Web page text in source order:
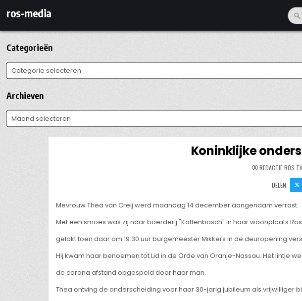
naar
inhoud
ros-media
naar:
Categorieën
Categorieën
Archieven
Archieven
Koninklijke
REDACTIE ROS
DELEN:
Mevrouw Thea van Creij werd maandag 14 december aangenaam verrast.
Met een smoes was zij naar boerderij "Kattenbosch" in haar woonplaats
gelokt toen daar om 19.30 uur burgemeester Mikkers in de deuropening
Hij kwam haar benoemen tot Lid in de Orde van Oranje-Nassau. Het lintje
de corona afstand opgespeld door haar man.
Thea ontving de onderscheiding voor haar 30-jarig jubileum als vrijwilliger